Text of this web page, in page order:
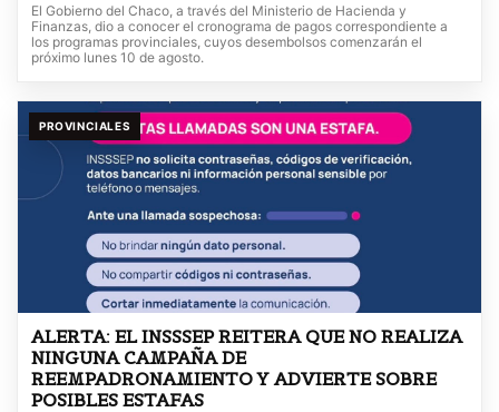
El Gobierno del Chaco, a través del Ministerio de Hacienda y
Finanzas, dio a conocer el cronograma de pagos correspondiente a
los programas provinciales, cuyos desembolsos comenzarán el
próximo lunes 10 de agosto.
PROVINCIALES
ALERTA: EL INSSSEP REITERA QUE NO REALIZA
NINGUNA CAMPAÑA DE
REEMPADRONAMIENTO Y ADVIERTE SOBRE
POSIBLES ESTAFAS